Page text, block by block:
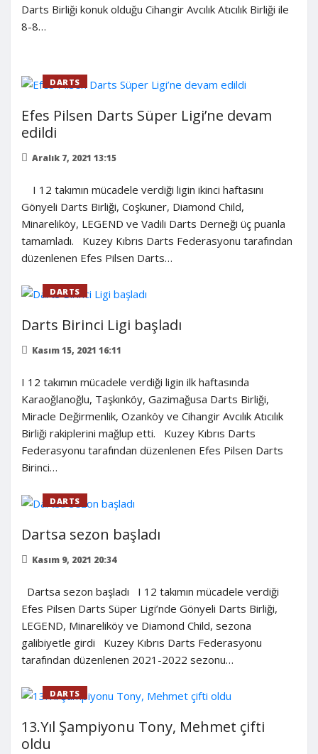
Darts Birliği konuk olduğu Cihangir Avcılık Atıcılık Birliği ile
8-8…
DARTS
Efes Pilsen Darts Süper Ligi’ne devam
edildi
Aralık 7, 2021 13:15
I 12 takımın mücadele verdiği ligin ikinci haftasını
Gönyeli Darts Birliği, Coşkuner, Diamond Child,
Minareliköy, LEGEND ve Vadili Darts Derneği üç puanla
tamamladı. Kuzey Kıbrıs Darts Federasyonu tarafından
düzenlenen Efes Pilsen Darts…
DARTS
Darts Birinci Ligi başladı
Kasım 15, 2021 16:11
I 12 takımın mücadele verdiği ligin ilk haftasında
Karaoğlanoğlu, Taşkınköy, Gazimağusa Darts Birliği,
Miracle Değirmenlik, Ozanköy ve Cihangir Avcılık Atıcılık
Birliği rakiplerini mağlup etti. Kuzey Kıbrıs Darts
Federasyonu tarafından düzenlenen Efes Pilsen Darts
Birinci…
DARTS
Dartsa sezon başladı
Kasım 9, 2021 20:34
Dartsa sezon başladı I 12 takımın mücadele verdiği
Efes Pilsen Darts Süper Ligi’nde Gönyeli Darts Birliği,
LEGEND, Minareliköy ve Diamond Child, sezona
galibiyetle girdi Kuzey Kıbrıs Darts Federasyonu
tarafından düzenlenen 2021-2022 sezonu…
DARTS
13.Yıl Şampiyonu Tony, Mehmet çifti
oldu